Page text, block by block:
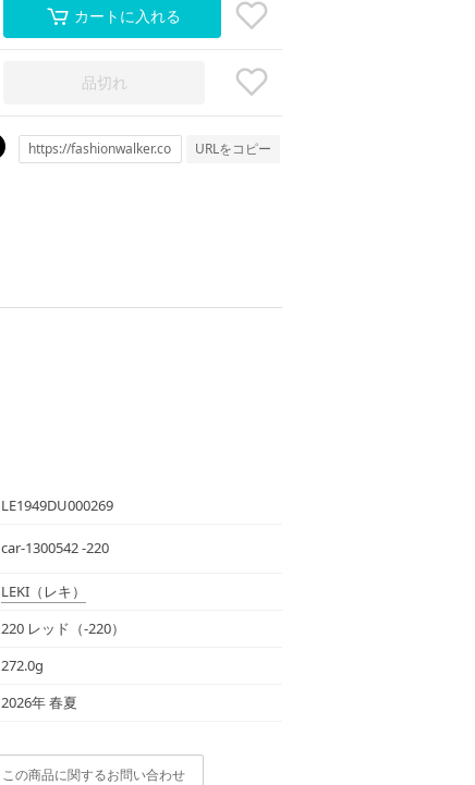
カートに入れる
品切れ
URLをコピー
LE1949DU000269
car-1300542 -220
LEKI （レキ）
220 レッド（-220）
272.0g
2026年 春夏
この商品に関するお問い合わせ